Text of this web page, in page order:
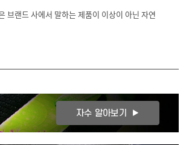
브랜드 사에서 말하는 제품이 이상이 아닌 자연